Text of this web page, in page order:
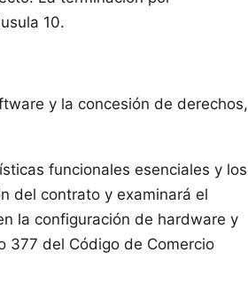
10.
y la concesión de derechos,
funcionales esenciales y los
del contrato y examinará el
la configuración de hardware y
377 del Código de Comercio